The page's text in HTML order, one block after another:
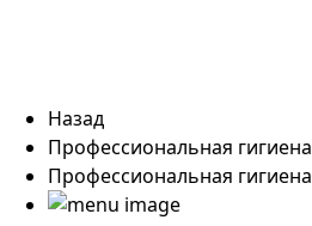
Назад
Профессиональная гигиена
Профессиональная гигиена